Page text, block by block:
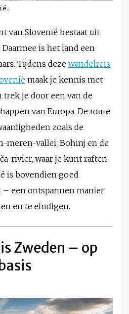
van Slovenië bestaat uit
is het land een
Tijdens deze wandelreis
maak je kennis met
trek je door een van de
van Europa. De route
zoals de
meren-vallei, Bohinj en de
rivier, waar je kunt raften
is bovendien goed
een ontspannen manier
en te eindigen.
Zweden – op